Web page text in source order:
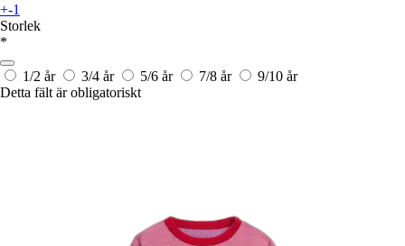
+-1
Storlek
*
1/2 år 3/4 år 5/6 år 7/8 år
9/10 år
Detta fält är obligatoriskt